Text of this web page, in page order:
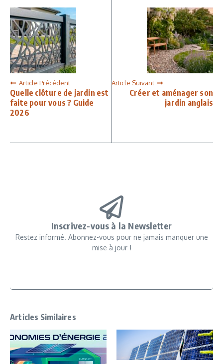
Article Précédent
Quelle clôture de jardin est
faite pour vous ? Guide
2026
Article Suivant
Créer et aménager son
jardin anglais
Inscrivez-vous à la Newsletter
Restez informé. Abonnez-vous pour ne jamais manquer une
mise à jour !
Articles Similaires